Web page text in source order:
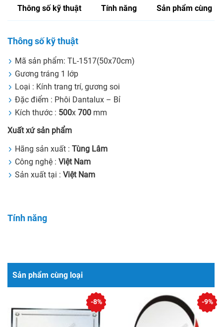
Thông số kỹ thuật Tính năng Sản phẩm cùng
Thông số kỹ thuật
Mã sản phẩm: TL-1517(50x70cm)
Gương tráng 1 lớp
Loại : Kính trang trí, gương soi
Đặc điểm : Phôi Dantalux – Bỉ
Kích thước : 500x 700 mm
Xuất xứ sản phẩm
Hãng sản xuất : Tùng Lâm
Công nghệ : Việt Nam
Sản xuất tại : Việt Nam
Tính năng
Sản phẩm cùng loại
-8% -9%